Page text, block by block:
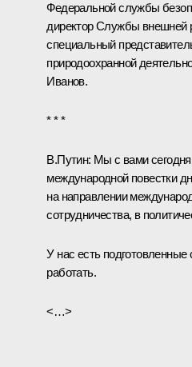
Федеральной службы
директор Службы внешней
специальный
природоохранной
Иванов.
* * *
В.Путин: Мы с вами
международной повестки
на направлении
сотрудничества, в
У нас есть подготовленные
работать.
<…>